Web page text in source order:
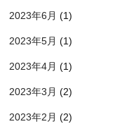
2023年6月 (1)
2023年5月 (1)
2023年4月 (1)
2023年3月 (2)
2023年2月 (2)